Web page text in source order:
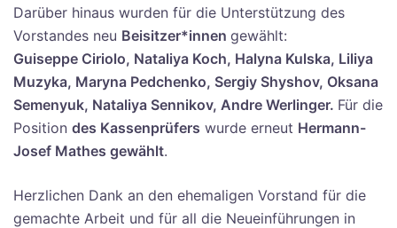
Darüber hinaus wurden für die Unterstützung des
Vorstandes neu Beisitzer*innen gewählt:
Guiseppe Ciriolo, Nataliya Koch, Halyna Kulska, Liliya
Muzyka, Maryna Pedchenko, Sergiy Shyshov, Oksana
Semenyuk, Nataliya Sennikov, Andre Werlinger. Für die
Position des Kassenprüfers wurde erneut Hermann-
Josef Mathes gewählt.
Herzlichen Dank an den ehemaligen Vorstand für die
gemachte Arbeit und für all die Neueinführungen in